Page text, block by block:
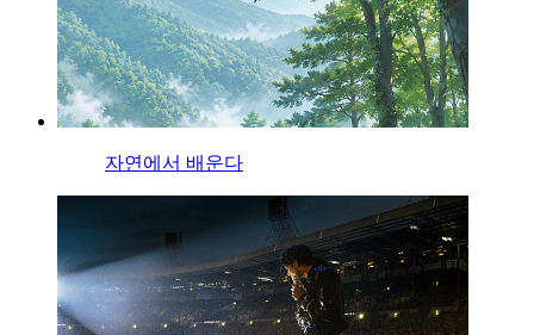
자연에서 배운다